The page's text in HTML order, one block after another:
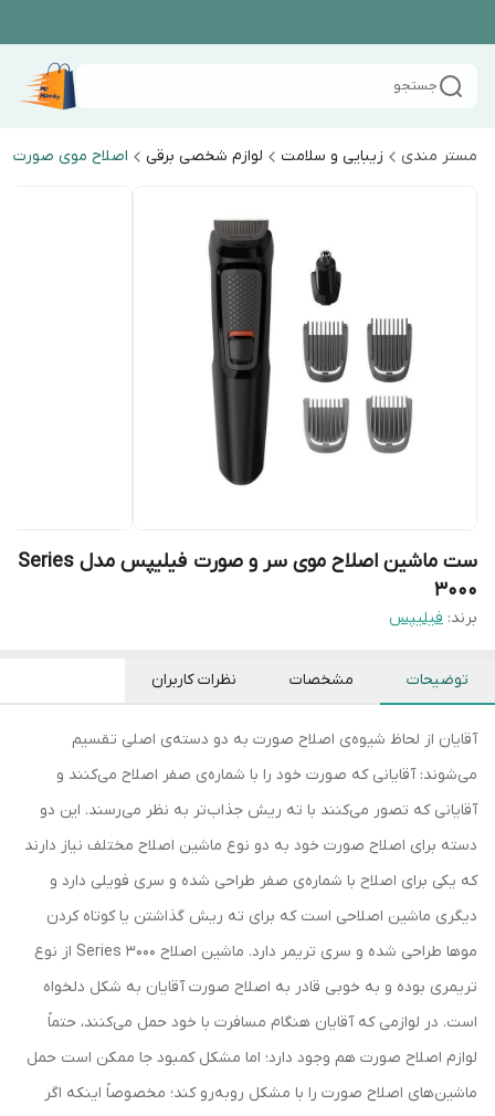
جستجو
مستر مندی زیبایی و سلامت لوازم شخصی برقی اصلاح موی صورت
ست ماشین اصلاح موی سر و صورت فیلیپس مدل Series
3000
برند: فیلیپس
توضیحات مشخصات نظرات کاربران
آقایان از لحاظ شیوه‌ی اصلاح صورت به دو دسته‌ی اصلی تقسیم
می‌شوند: آقایانی که صورت خود را با شماره‌ی صفر اصلاح می‌کنند و
آقایانی که تصور می‌کنند با ته ریش جذاب‌تر به نظر می‌رسند. این دو
دسته برای اصلاح صورت خود به دو نوع ماشین اصلاح مختلف نیاز دارند
که یکی برای اصلاح با شماره‌ی صفر طراحی شده و سری فویلی دارد و
دیگری ماشین اصلاحی است که برای ته ریش گذاشتن یا کوتاه کردن
موها طراحی شده و سری تریمر دارد. ماشین اصلاح Series 3000 از نوع
تریمری بوده و به خوبی قادر به اصلاح صورت آقایان به شکل دلخواه
است. در لوازمی که آقایان هنگام مسافرت با خود حمل می‌کنند، حتماً
لوازم اصلاح صورت هم وجود دارد؛ اما مشکل کمبود جا ممکن است حمل
ماشین‌های اصلاح صورت را با مشکل روبه‌رو کند؛ مخصوصاً اینکه اگر